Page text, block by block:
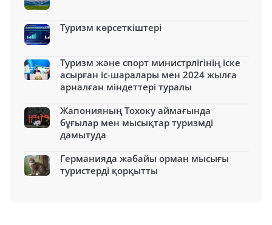
Туризм көрсеткіштері
Туризм және спорт министрлігінің іске
асырған іс-шаралары мен 2024 жылға
арналған міндеттері туралы
Жапонияның Тохоку аймағында
бұғылар мен мысықтар туризмді
дамытуда
Германияда жабайы орман мысығы
туристерді қорқытты